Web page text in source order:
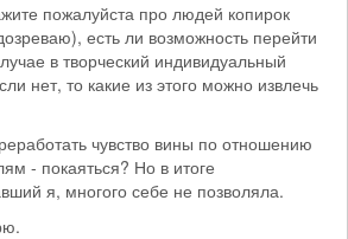
пожалуйста про людей копирок
есть ли возможность перейти
в творческий индивидуальный
нет, то какие из этого можно извлечь
чувство вины по отношению
- покаяться? Но в итоге
я, многого себе не позволяла.